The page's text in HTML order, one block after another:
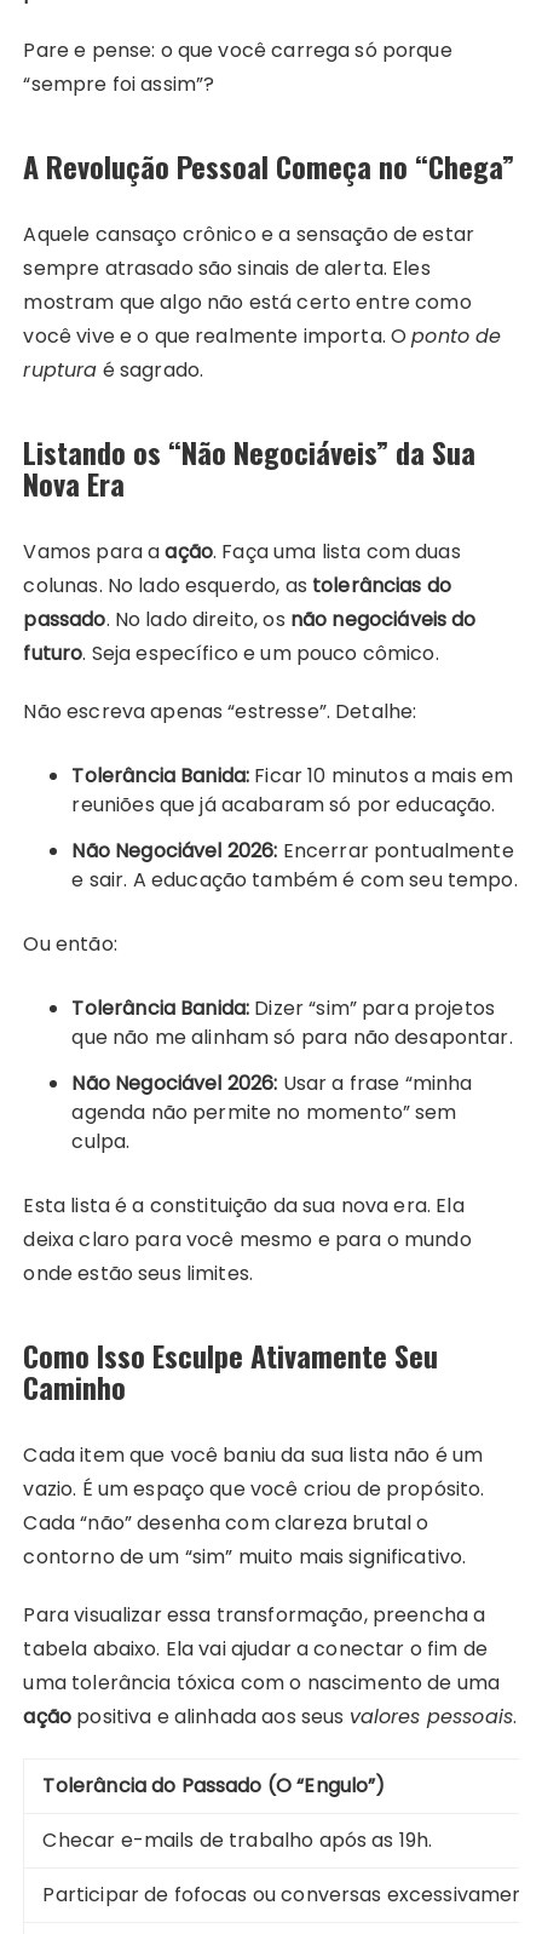
Pare e pense: o que você carrega só porque
“sempre foi assim”?
A Revolução Pessoal Começa no “Chega”
Aquele cansaço crônico e a sensação de estar
sempre atrasado são sinais de alerta. Eles
mostram que algo não está certo entre como
você vive e o que realmente importa. Oponto de
ruptura é sagrado.
Listando os “Não Negociáveis” da Sua
Nova Era
Vamos para aação. Faça uma lista com duas
colunas. No lado esquerdo, as tolerâncias do
passado. No lado direito, os não negociáveis do
futuro. Seja específico e um pouco cômico.
Não escreva apenas “estresse”. Detalhe:
Tolerância Banida: Ficar 10 minutos a mais em
reuniões que já acabaram só por educação.
Não Negociável 2026: Encerrar pontualmente
e sair. A educação também é com seu tempo.
Ou então:
Tolerância Banida: Dizer “sim” para projetos
que não me alinham só para não desapontar.
Não Negociável 2026: Usar a frase “minha
agenda não permite no momento” sem
culpa.
Esta lista é a constituição da sua nova era. Ela
deixa claro para você mesmo e para o mundo
onde estão seus limites.
Como Isso Esculpe Ativamente Seu
Caminho
Cada item que você baniu da sua lista não é um
vazio. É um espaço que você criou de propósito.
Cada “não” desenha com clareza brutal o
contorno de um “sim” muito mais significativo.
Para visualizar essa transformação, preencha a
tabela abaixo. Ela vai ajudar a conectar o fim de
uma tolerância tóxica com o nascimento de uma
ação positiva e alinhada aos seus valores pessoais.
Tolerância do Passado (O “Engulo”)
Checar e-mails de trabalho após as 19h.
Participar de fofocas ou conversas